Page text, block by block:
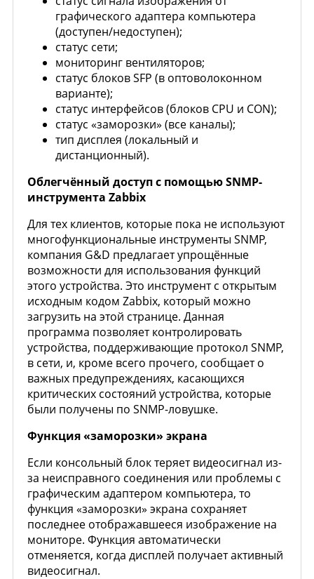
графического адаптера компьютера
(доступен/недоступен);
статус сети;
мониторинг вентиляторов;
статус блоков SFP (в оптоволоконном
варианте);
статус интерфейсов (блоков CPU и CON);
статус «заморозки» (все каналы);
тип дисплея (локальный и
дистанционный).
Облегчённый доступ с помощью SNMP-
инструмента Zabbix
Для тех клиентов, которые пока не используют
многофункциональные инструменты SNMP,
компания G&D предлагает упрощённые
возможности для использования функций
этого устройства. Это инструмент с открытым
исходным кодом Zabbix, который можно
загрузить на этой странице. Данная
программа позволяет контролировать
устройства, поддерживающие протокол SNMP,
в сети, и, кроме всего прочего, сообщает о
важных предупреждениях, касающихся
критических состояний устройства, которые
были получены по SNMP-ловушке.
Функция «заморозки» экрана
Если консольный блок теряет видеосигнал из-
за неисправного соединения или проблемы с
графическим адаптером компьютера, то
функция «заморозки» экрана сохраняет
последнее отображавшееся изображение на
мониторе. Функция автоматически
отменяется, когда дисплей получает активный
видеосигнал.